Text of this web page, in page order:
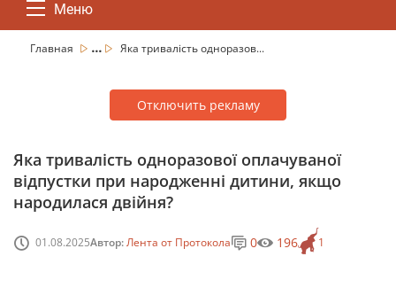
Меню
Главная ... Яка тривалість одноразов...
Отключить рекламу
Яка тривалість одноразової оплачуваної
відпустки при народженні дитини, якщо
народилася двійня?
01.08.2025Автор:Лента от Протокола 1
0 196